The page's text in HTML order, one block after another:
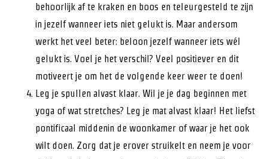
behoorlijk af te kraken en boos en teleurgesteld te zijn
in jezelf wanneer iets niet gelukt is. Maar andersom
werkt het veel beter: beloon jezelf wanneer iets wél
gelukt is. Voel je het verschil? Veel positiever en dit
motiveert je om het de volgende keer weer te doen!
Leg je spullen alvast klaar. Wil je je dag beginnen met
yoga of wat stretches? Leg je mat alvast klaar! Het liefst
pontificaal middenin de woonkamer of waar je het ook
wilt doen. Zorg dat je erover struikelt en neem je voor